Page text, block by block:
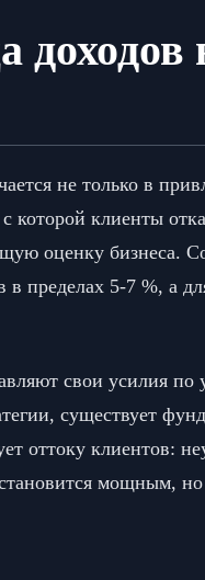
не только в
клиенты
оценку бизнеса.
в пределах 5-7 %, а
свои усилия
существует
оттоку клиентов:
мощным,